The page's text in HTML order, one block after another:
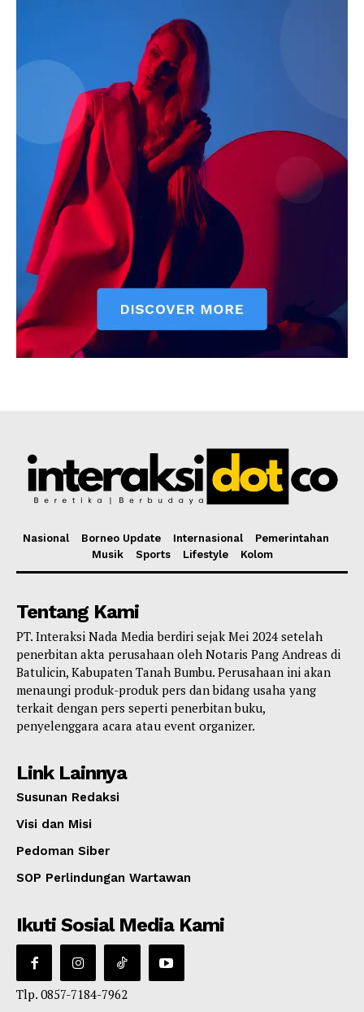
Nasional Borneo Update Internasional
Pemerintahan
Musik
Sports Lifestyle Kolom
Tentang Kami
PT. Interaksi Nada Media berdiri sejak Mei 2024 setelah
penerbitan akta perusahaan oleh Notaris Pang Andreas di
Batulicin, Kabupaten Tanah Bumbu. Perusahaan ini akan
menaungi produk-produk pers dan bidang usaha yang
terkait dengan pers seperti penerbitan buku,
penyelenggara acara atau event organizer.
Link Lainnya
Susunan Redaksi
Visi dan Misi
Pedoman Siber
SOP Perlindungan Wartawan
Ikuti Sosial Media Kami
Tlp. 0857-7184-7962